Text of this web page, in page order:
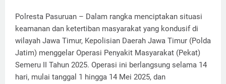
Polresta Pasuruan – Dalam rangka menciptakan situasi
keamanan dan ketertiban masyarakat yang kondusif di
wilayah Jawa Timur, Kepolisian Daerah Jawa Timur (Polda
Jatim) menggelar Operasi Penyakit Masyarakat (Pekat)
Semeru II Tahun 2025. Operasi ini berlangsung selama 14
hari, mulai tanggal 1 hingga 14 Mei 2025, dan